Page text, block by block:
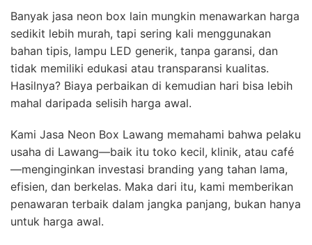
Banyak jasa neon box lain mungkin menawarkan harga
sedikit lebih murah, tapi sering kali menggunakan
bahan tipis, lampu LED generik, tanpa garansi, dan
tidak memiliki edukasi atau transparansi kualitas.
Hasilnya? Biaya perbaikan di kemudian hari bisa lebih
mahal daripada selisih harga awal.
Kami Jasa Neon Box Lawang memahami bahwa pelaku
usaha di Lawang—baik itu toko kecil, klinik, atau café
—menginginkan investasi branding yang tahan lama,
efisien, dan berkelas. Maka dari itu, kami memberikan
penawaran terbaik dalam jangka panjang, bukan hanya
untuk harga awal.